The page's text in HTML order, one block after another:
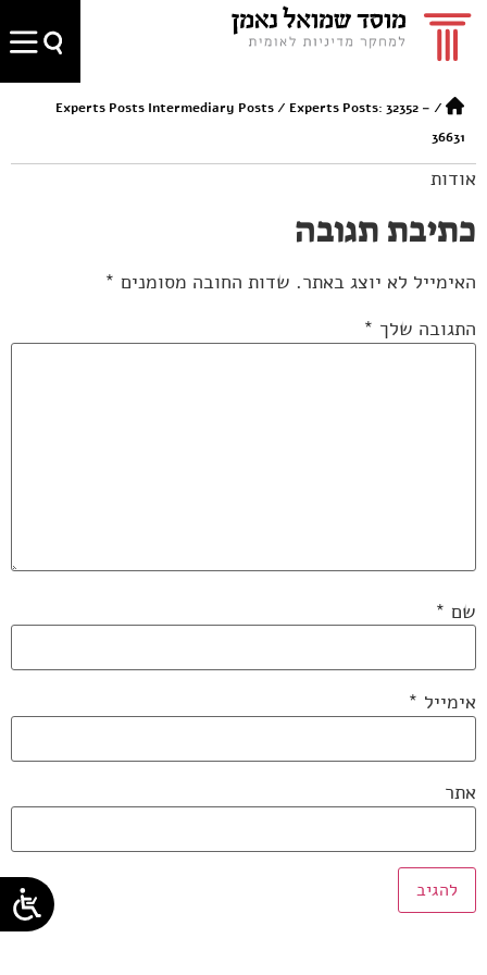
/
Experts Posts Intermediary Posts/ Experts Posts: 32352 –
36631
אודות
כתיבת תגובה
האימייל לא יוצג באתר. שדות החובה מסומנים *
התגובה שלך *
שם *
אימייל *
אתר